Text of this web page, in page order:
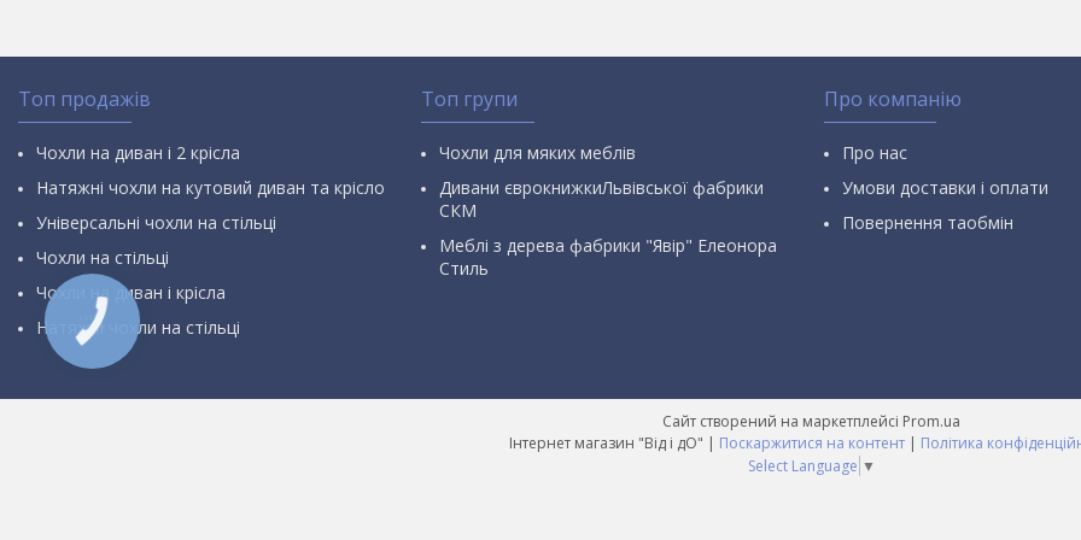
Топ продажів
Чохли на диван і 2 крісла
Натяжні чохли на кутовий диван та крісло
Універсальні чохли на стільці
Чохли на стільці
Чохли на диван і крісла
Натяжні чохли на стільці
Топ групи
Чохли для мяких меблів
Дивани єврокнижкиЛьвівської фабрики
СКМ
Меблі з дерева фабрики "Явір" Елеонора
Стиль
Про компанію
Про нас
Умови доставки і оплати
Повернення таобмін
Сайт створений на маркетплейсі Prom.ua
Інтернет магазин "Від і дО" | Поскаржитися на контент | Політика
Select Language ▼